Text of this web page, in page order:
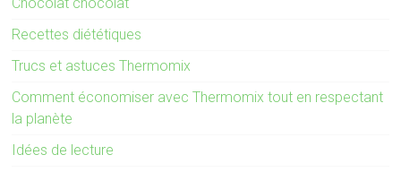
Recettes diététiques
Trucs et astuces Thermomix
Comment économiser avec Thermomix tout en respectant
la planète
Idées de lecture